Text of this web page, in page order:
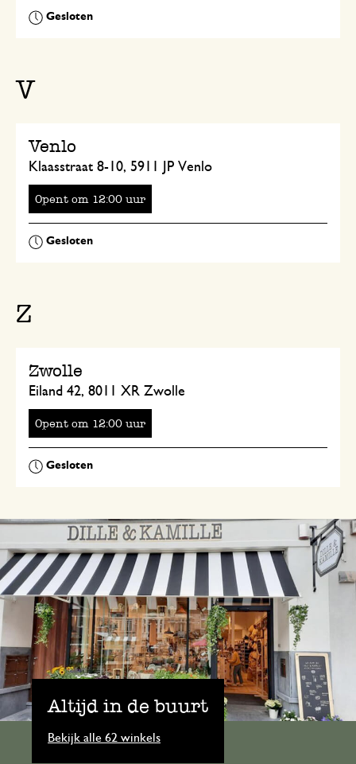
V
Opent om uur
Venlo
Klaasstraat 8-10, 5911 JP Venlo
Z
Opent om uur
Zwolle
Eiland 42, 8011 XR Zwolle
Altijd in de buurt
Bekijk alle 62 winkels